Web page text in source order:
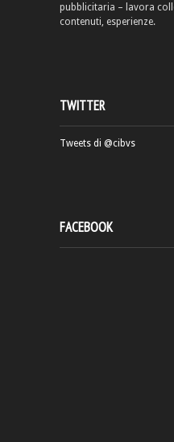
pubblicitaria – lavora
contenuti, esperienze.
TWITTER
Tweets di @cibvs
FACEBOOK